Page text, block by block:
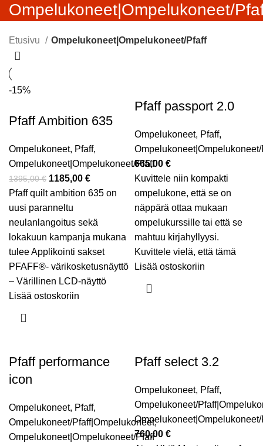
Ompelukoneet|Ompelukoneet/
Etusivu Ompelukoneet|Ompelukoneet/Pfaff
-15%
Pfaff Ambition 635
Ompelukoneet, Pfaff,
Ompelukoneet|Ompelukoneet/Pfaff
1395,00€ 1185,00 €
Pfaff quilt ambition 635 on
uusi paranneltu
neulanlangoitus sekä
lokakuun kampanja mukana
tulee Applikointi sakset
PFAFF®- värikosketusnäyttö
– Värillinen LCD-näyttö
Lisää ostoskoriin
Pfaff passport 2.0
Ompelukoneet, Pfaff,
Ompelukoneet|Ompelukoneet/
665,00 €
Kuvittele niin kompakti
ompelukone, että se on
näppärä ottaa mukaan
ompelukurssille tai että se
mahtuu kirjahyllyysi.
Kuvittele vielä, että tämä
Lisää ostoskoriin
Pfaff performance
icon
Ompelukoneet, Pfaff,
Ompelukoneet/Pfaff|Ompelukoneet,
Ompelukoneet|Ompelukoneet/Pfaff
Pfaff select 3.2
Ompelukoneet, Pfaff,
Ompelukoneet/
Ompelukoneet|Ompelukoneet/
760,00 €